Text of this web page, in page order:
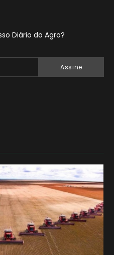
Diário do Agro?
Assine